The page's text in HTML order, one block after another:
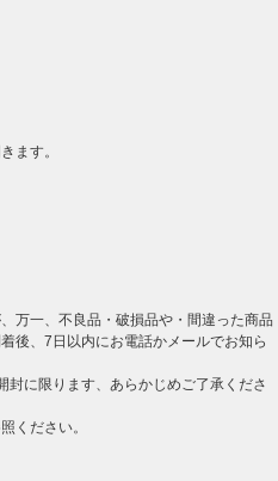
ます。
万一、不良品・破損品や・間違った商品
後、7日以内にお電話かメールでお知ら
封に限ります、あらかじめご了承くださ
ください。